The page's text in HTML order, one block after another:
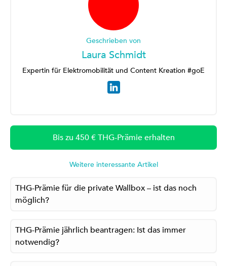
Geschrieben von
Laura Schmidt
Expertin für Elektromobilität und Content Kreation #goE
Bis zu 450 € THG-Prämie erhalten
Weitere interessante Artikel
THG-Prämie für die private Wallbox – ist das noch
möglich?
THG-Prämie jährlich beantragen: Ist das immer
notwendig?